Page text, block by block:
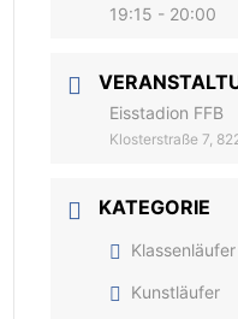
19:15 - 20:00
Eisstadion FFB
Klosterstraße 7,
KATEGORIE
Klassenläufer
Kunstläufer